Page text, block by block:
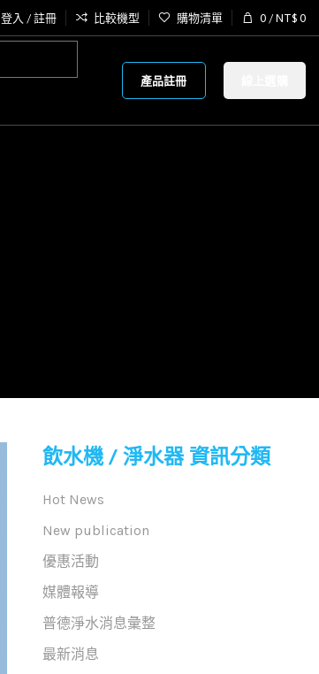
登入 / 註冊 比較機型 購物清單 0 / NT$ 0
產品註冊
飲水機 / 淨水器 資訊分類
Hot News
New publication
優惠活動
媒體報導
普德淨水消息彙整
最新消息